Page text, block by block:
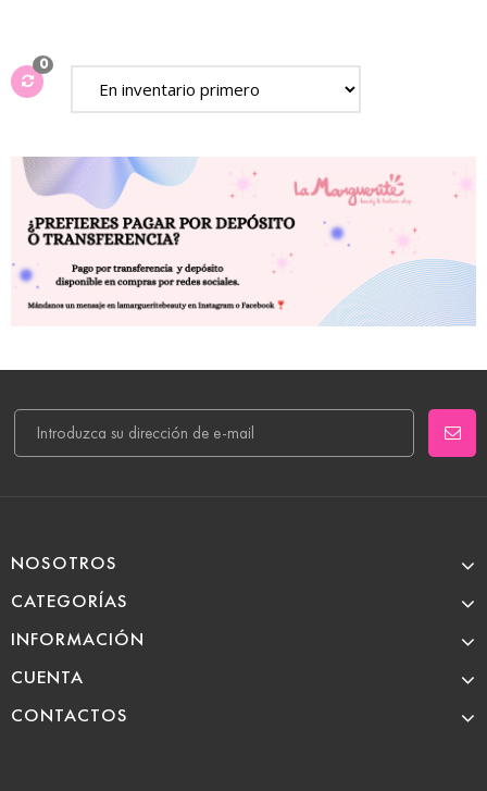
0
NOSOTROS
CATEGORÍAS
INFORMACIÓN
CUENTA
CONTACTOS